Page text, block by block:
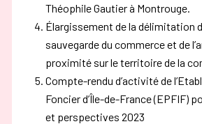
Théophile Gautier à Montrouge.
Élargissement de la délimitation
sauvegarde du commerce et de
proximité sur le territoire de la
Compte-rendu d’activité de
Foncier d’Île-de-France (EPFIF)
et perspectives 2023